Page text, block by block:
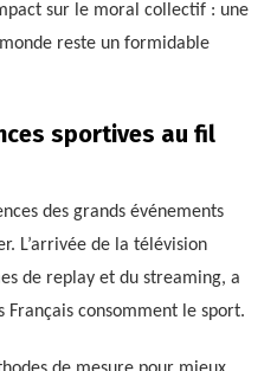
sur le moral collectif : une
reste un formidable
sportives au fil
des grands événements
L’arrivée de la télévision
de replay et du streaming, a
consomment le sport.